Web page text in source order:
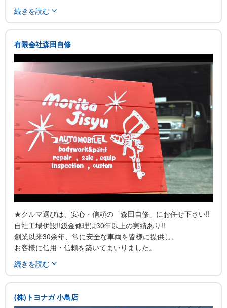
車検・整備・鈑金・塗装・全国陸送すべて対応可能です。また
最近、ご要望の多いカーナビ・ETC・HID・カーフィルムなど
の各種パーツ販売・取付けもお任せください!
エアロ取り付け・ボディ加工・エアサス・ハイドロ等のカスタ
ムもご相談ください。
続きを読む
有限会社森田自修
★クルマ選びは、安心・信頼の「森田自修」にお任せ下さい!!
自社工場併設!!鈑金修理は30年以上の実績あり!!
創業以来30余年、常に安全な車両を皆様に提供し、
お客様に信用・信頼を築いてまいりました。
鈑金修理については30年以上の実績があります。
修理や鈑金・塗装、車検のご相談など
何でも承りますのでお気軽にご相談下さい。
続きを読む
(株)トヨナガ 小鳥店